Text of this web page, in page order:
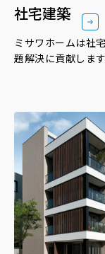
社宅建築
ミサワホームは社
題解決に貢献します